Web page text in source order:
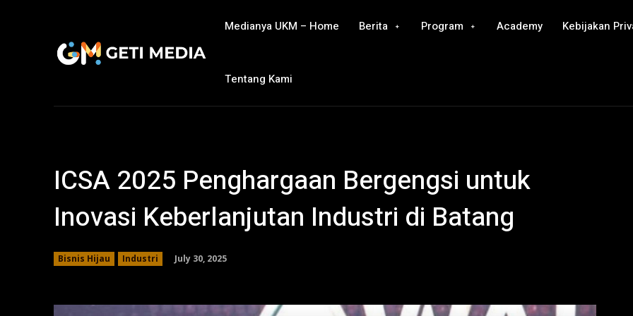
Medianya UKM – Home Berita Program Academy Kebijakan
Tentang Kami
ICSA 2025 Penghargaan Bergengsi untuk
Inovasi Keberlanjutan Industri di Batang
Bisnis Hijau Industri July 30, 2025